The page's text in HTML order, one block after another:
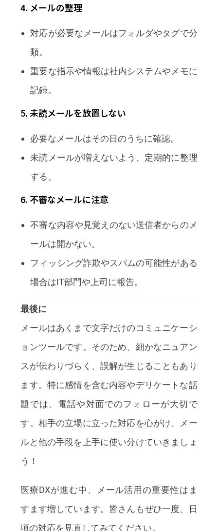
4. メールの整理
対応が必要なメールはフォルダやタグで分
類。
重要な指示や情報は社内システムやメモに
記録。
5. 未読メールを放置しない
必要なメールはその日のうちに確認。
未読メールが増えないよう、定期的に整理
する。
6. 不審なメールに注意
不審な内容や見覚えのない送信者からのメ
ールは開かない。
フィッシング詐欺やスパムの可能性がある
場合はIT部門や上司に報告。
最後に
メールはあくまで文字だけのコミュニケーシ
ョンツールです。そのため、細かなニュアン
スが伝わりづらく、誤解が生じることもあり
ます。特に感情を含む内容やデリケートな話
題では、電話や対面でのフォローが大切で
す。相手の立場に立った対応を心がけ、メー
ルと他の手段を上手に使い分けていきましょ
う！
医療DXが進む中、メール活用の重要性はま
すます増しています。皆さんもぜひ一度、日
頃の対応を見直してみてください。